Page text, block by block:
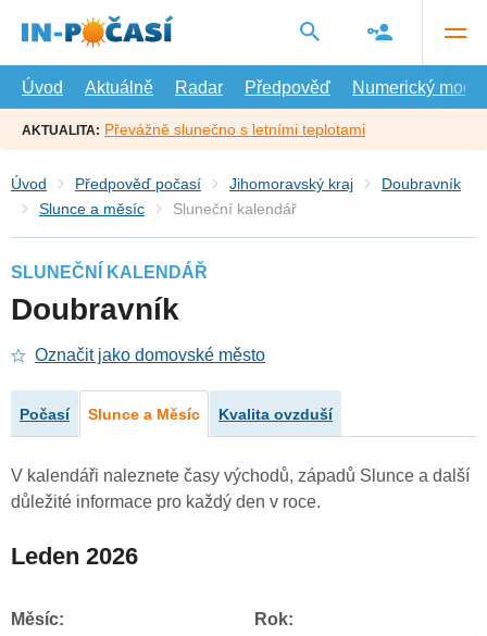
hlavní
Úvod
Aktuálně Radar Předpověď Numerický model
AKTUALITA: Převážně slunečno s letními teplotami
Úvod Předpověď počasí Jihomoravský kraj
Doubravník
Slunce a měsíc
Sluneční kalendář
SLUNEČNÍ KALENDÁŘ
Doubravník
Označit jako domovské město
Počasí Slunce a Měsíc Kvalita ovzduší
V kalendáři naleznete časy východů, západů Slunce a další
důležité informace pro každý den v roce.
Leden 2026
Měsíc: Rok: